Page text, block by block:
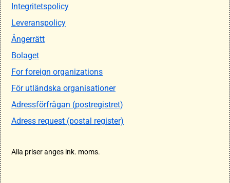
Integritetspolicy
Leveranspolicy
Ångerrätt
Bolaget
For foreign organizations
För utländska organisationer
Adressförfrågan (postregistret)
Adress request (postal register)
Alla priser anges ink. moms.